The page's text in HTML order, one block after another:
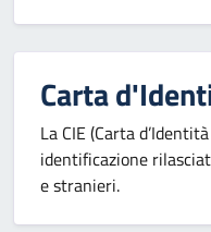
Carta
La CIE (Carta
identificazione
e stranieri.